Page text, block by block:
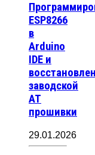
ESP8266
в
Arduino
IDE и
заводской
AT
прошивки
29.01.2026